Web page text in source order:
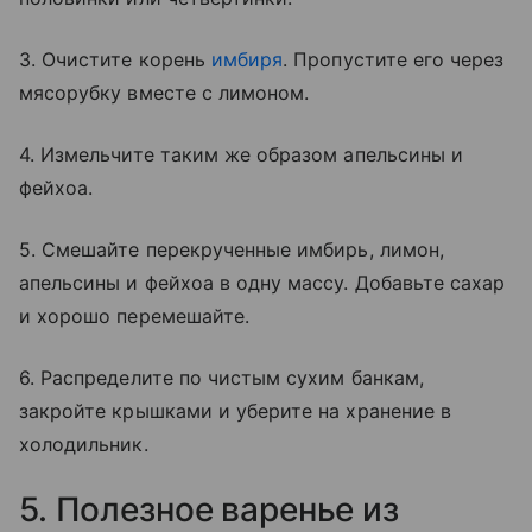
3. Очистите корень имбиря. Пропустите его через
мясорубку вместе с лимоном.
4. Измельчите таким же образом апельсины и
фейхоа.
5. Смешайте перекрученные имбирь, лимон,
апельсины и фейхоа в одну массу. Добавьте сахар
и хорошо перемешайте.
6. Распределите по чистым сухим банкам,
закройте крышками и уберите на хранение в
холодильник.
5. Полезное варенье из